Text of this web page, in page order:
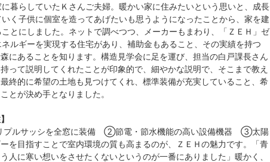
暮らしていたＫさんご夫婦。暖かい家に住みたいという思いと、成長
いく子供に個室を造ってあげたいも思うようになったことから、家を建
ことにしました。ネットで調べつつ、メーカーもまわり、「ＺＥＨ」ゼ
ネルギーを実現する住宅があり、補助金もあること、その実績を持つ
にあることを知ります。構造見学会に足を運び、担当の白戸課長さん
って説明してくれたことが印象的で、細やかな説明で、そこまで教え
終的に希望の土地も見つけてくれ、標準装備が充実していること、希
とが決め手となりました。
プルサッシを全窓に装備 ②節電・節水機能の高い設備機器 ③太陽
目指すことで室内環境の質も高まるのが、ＺＥＨの魅力です。「青
人に寒い想いをさせたくないというのが一番にありました」暖かく、